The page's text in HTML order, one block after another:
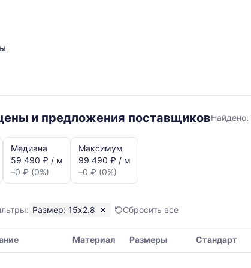
и предложения поставщиков15x2.8
Найдено:
Медиана
59 490 ₽ / м
–0 ₽ (0%)
Максимум
99 490 ₽ / м
–0 ₽ (0%)
Размер: 15x2.8 Сбросить все
Материал Размеры Стандарт